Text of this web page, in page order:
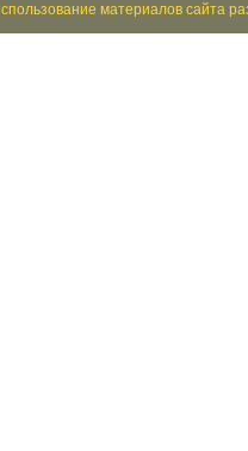
материалов сайта